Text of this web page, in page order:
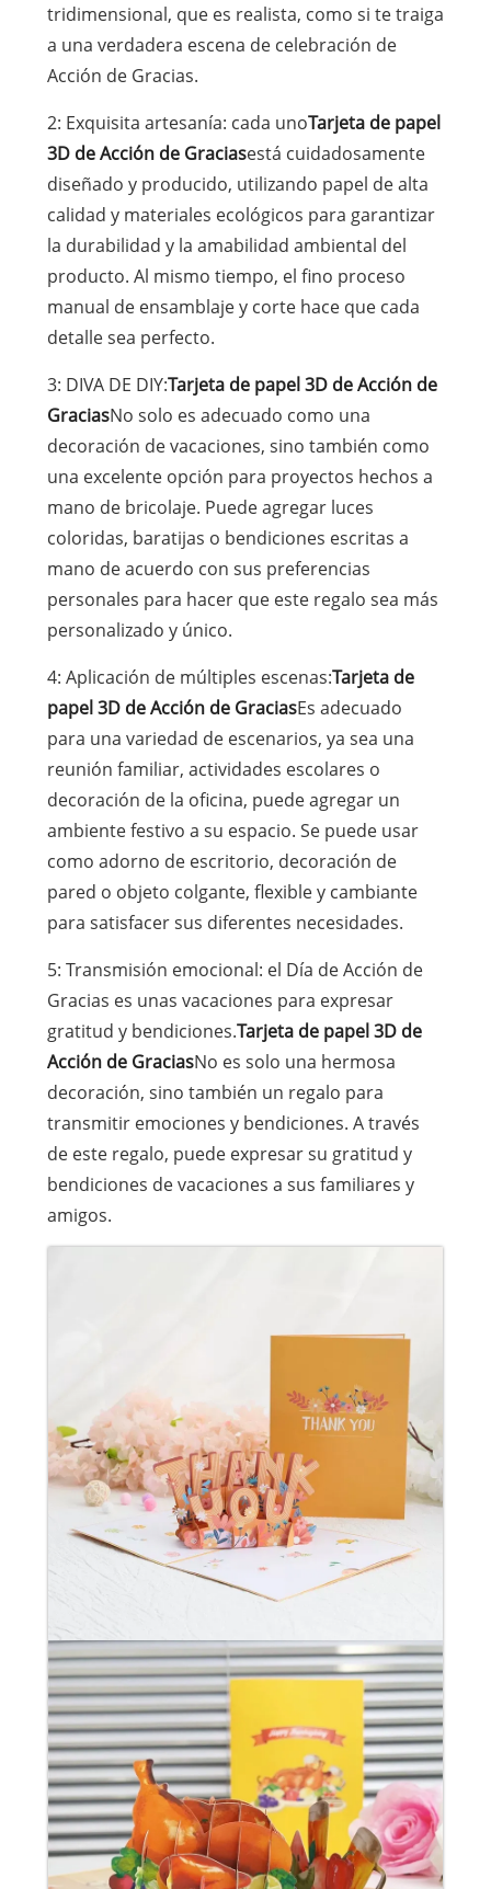
tridimensional, que es realista, como si te traiga
a una verdadera escena de celebración de
Acción de Gracias.
2: Exquisita artesanía: cada unoTarjeta de papel
3D de Acción de Graciasestá cuidadosamente
diseñado y producido, utilizando papel de alta
calidad y materiales ecológicos para garantizar
la durabilidad y la amabilidad ambiental del
producto. Al mismo tiempo, el fino proceso
manual de ensamblaje y corte hace que cada
detalle sea perfecto.
3: DIVA DE DIY:Tarjeta de papel 3D de Acción de
GraciasNo solo es adecuado como una
decoración de vacaciones, sino también como
una excelente opción para proyectos hechos a
mano de bricolaje. Puede agregar luces
coloridas, baratijas o bendiciones escritas a
mano de acuerdo con sus preferencias
personales para hacer que este regalo sea más
personalizado y único.
4: Aplicación de múltiples escenas:Tarjeta de
papel 3D de Acción de GraciasEs adecuado
para una variedad de escenarios, ya sea una
reunión familiar, actividades escolares o
decoración de la oficina, puede agregar un
ambiente festivo a su espacio. Se puede usar
como adorno de escritorio, decoración de
pared o objeto colgante, flexible y cambiante
para satisfacer sus diferentes necesidades.
5: Transmisión emocional: el Día de Acción de
Gracias es unas vacaciones para expresar
gratitud y bendiciones.Tarjeta de papel 3D de
Acción de GraciasNo es solo una hermosa
decoración, sino también un regalo para
transmitir emociones y bendiciones. A través
de este regalo, puede expresar su gratitud y
bendiciones de vacaciones a sus familiares y
amigos.